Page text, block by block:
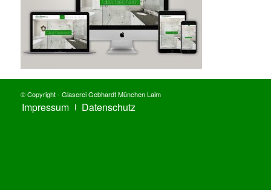
© Copyright - Glaserei Gebhardt München Laim
Impressum Datenschutz